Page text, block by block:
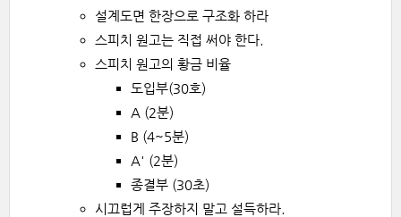
설계도면 한장으로 구조화 하라
스피치 원고는 직접 써야 한다.
스피치 원고의 황금 비율
도입부(30호)
A (2분)
B (4~5분)
A' (2분)
종결부 (30초)
시끄럽게 주장하지 말고 설득하라.